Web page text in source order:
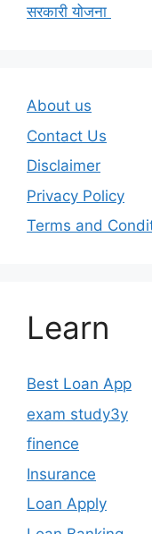
सरकारी योजना
About us
Contact Us
Disclaimer
Privacy Policy
Terms and
Learn
Best Loan App
exam study3y
finence
Insurance
Loan Apply